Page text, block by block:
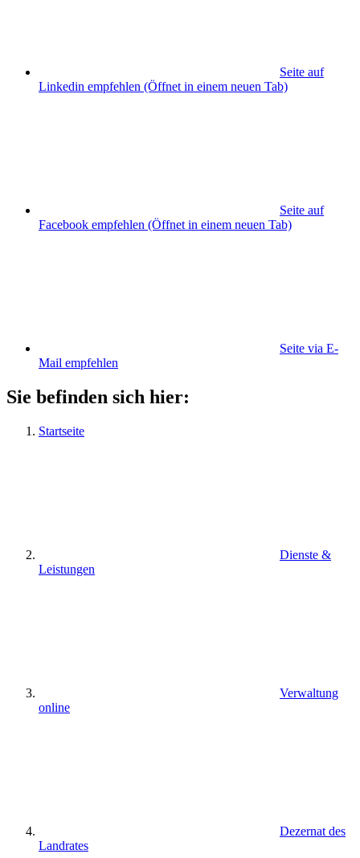
Seite auf
Linkedin empfehlen (Öffnet in einem neuen Tab)
Seite auf
Facebook empfehlen (Öffnet in einem neuen Tab)
Seite via E-
Mail empfehlen
Sie befinden sich hier:
Startseite
Dienste &
Leistungen
Verwaltung
online
Dezernat des
Landrates